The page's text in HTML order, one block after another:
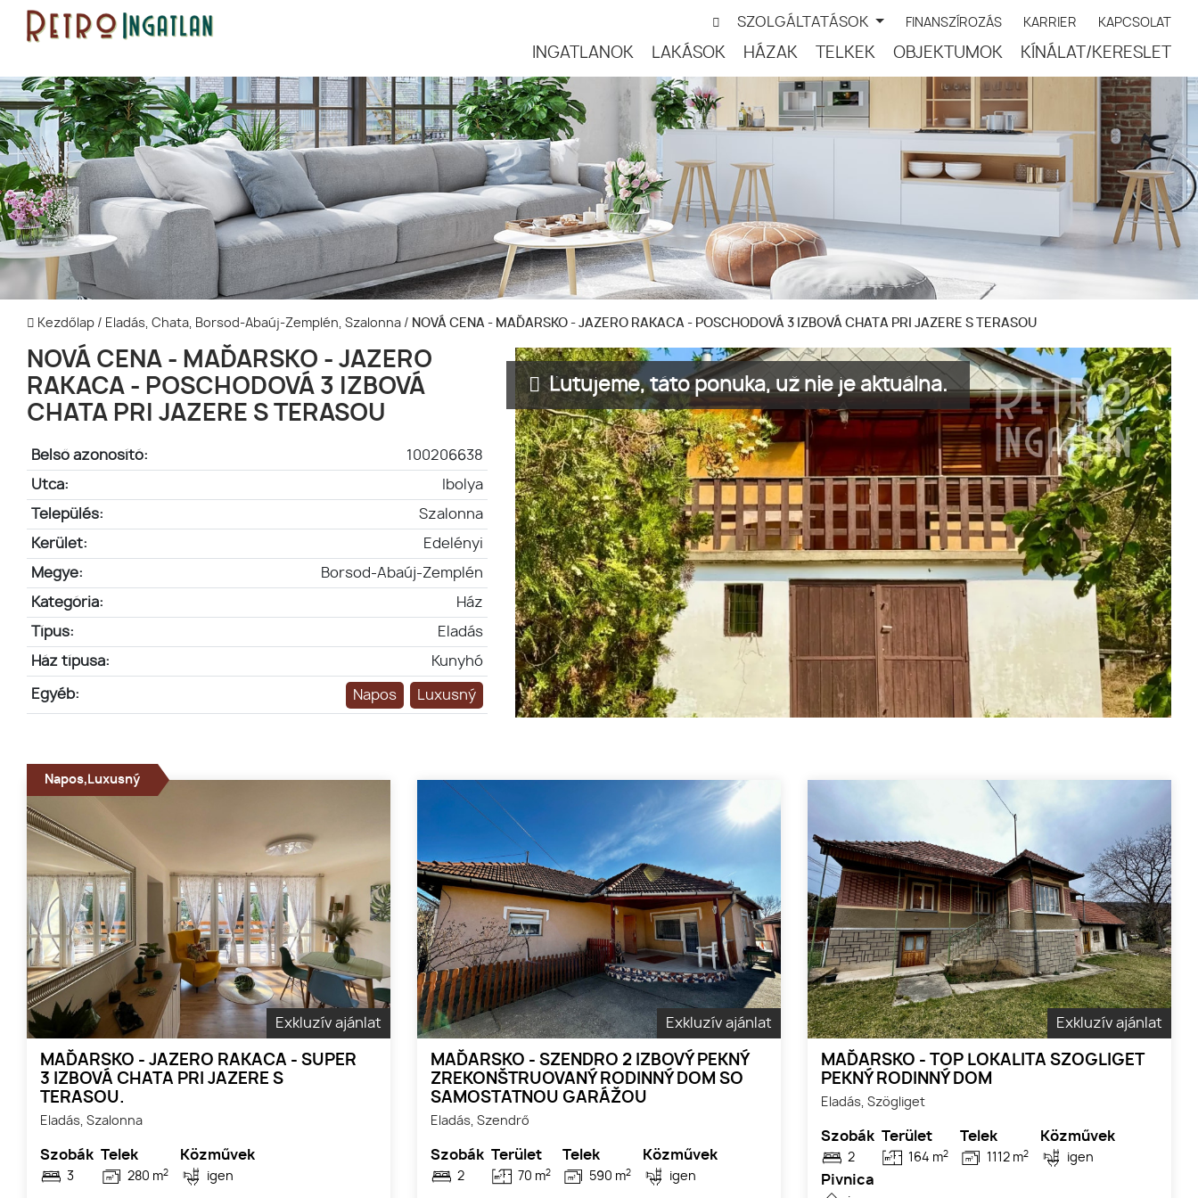
SZOLGÁLTATÁSOK FINANSZÍROZÁS KARRIER KAPCSOLAT
INGATLANOK LAKÁSOK HÁZAK TELKEK OBJEKTUMOK KÍNÁLAT/KERESLET
Kezdőlap / Eladás, Chata, Borsod-Abaúj-Zemplén, Szalonna / NOVÁ CENA - MAĎARSKO - JAZERO RAKACA - POSCHODOVÁ 3 IZBOVÁ CHATA PRI JAZERE S TERASOU
NOVÁ CENA - MAĎARSKO - JAZERO
RAKACA - POSCHODOVÁ 3 IZBOVÁ
CHATA PRI JAZERE S TERASOU
Belső azonosító: 100206638
Utca: Ibolya
Település: Szalonna
Kerület: Edelényi
Megye: Borsod-Abaúj-Zemplén
Kategória: Ház
Típus: Eladás
Ház típusa: Kunyhó
Egyéb: Napos Luxusný
Ľutujeme, táto ponuka, už nie je aktuálna.
Exkluzív ajánlat
MAĎARSKO - JAZERO RAKACA - SUPER
3 IZBOVÁ CHATA PRI JAZERE S
TERASOU.
Eladás, Szalonna
Szobák
3
Telek
280 m2
Közművek
igen
Napos,Luxusný
Exkluzív ajánlat
MAĎARSKO - SZENDRO 2 IZBOVÝ PEKNÝ
ZREKONŠTRUOVANÝ RODINNÝ DOM SO
SAMOSTATNOU GARÁŽOU
Eladás, Szendrő
Szobák
2
Terület
70 m2
Telek
590 m2
Közművek
igen
Exkluzív ajánlat
MAĎARSKO - TOP LOKALITA SZOGLIGET
PEKNÝ RODINNÝ DOM
Eladás, Szögliget
Szobák
2
Terület
164 m2
Telek
1112 m2
Közművek
igen
Pivnica